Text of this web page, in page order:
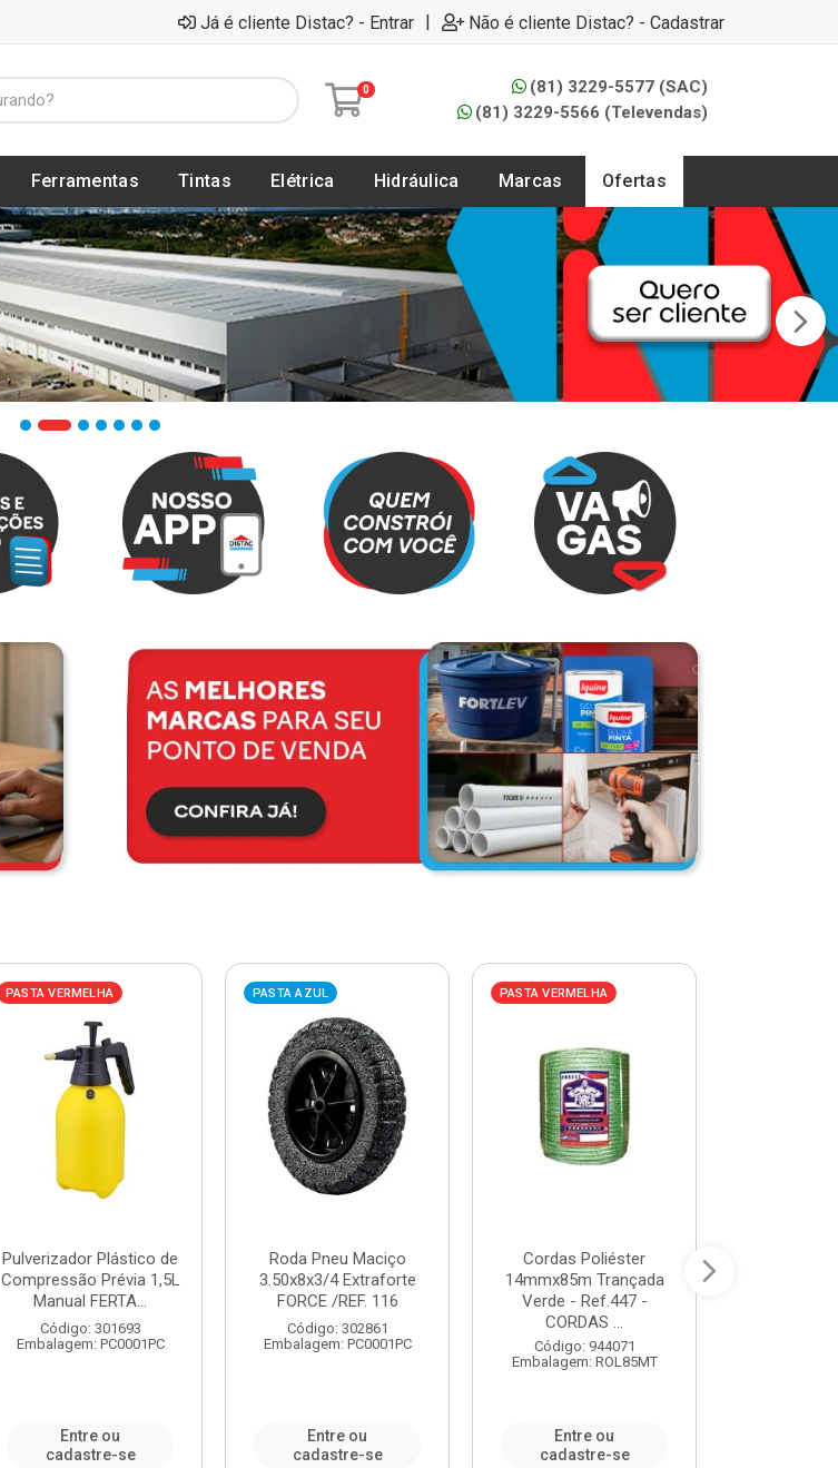
Já é cliente Distac? - Entrar | Não é cliente Distac? - Cadastrar
0
(81) 3229-5577 (SAC)
(81) 3229-5566 (Televendas)
Ferramentas Tintas Elétrica Hidráulica Marcas Ofertas
PASTA VERMELHA
Pulverizador Plástico de
Compressão Prévia 1,5L
Manual FERTA...
Código: 301693
Embalagem: PC0001PC
Entre ou
cadastre-se
PASTA AZUL
Roda Pneu Maciço
3.50x8x3/4 Extraforte
FORCE /REF. 116
Código: 302861
Embalagem: PC0001PC
Entre ou
cadastre-se
PASTA VERMELHA
Cordas Poliéster
14mmx85m Trançada
Verde - Ref.447 -
CORDAS ...
Código: 944071
Embalagem: ROL85MT
Entre ou
cadastre-se